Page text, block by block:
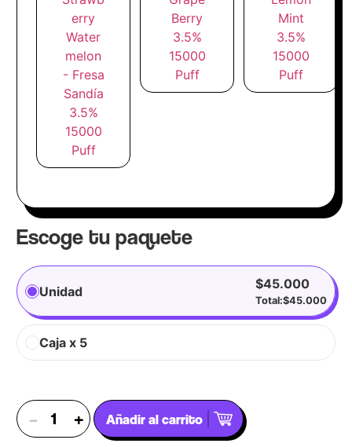
Escoge tu paquete
Unidad $45.000
Total:$45.000
Caja x 5
– + Añadir al carrito